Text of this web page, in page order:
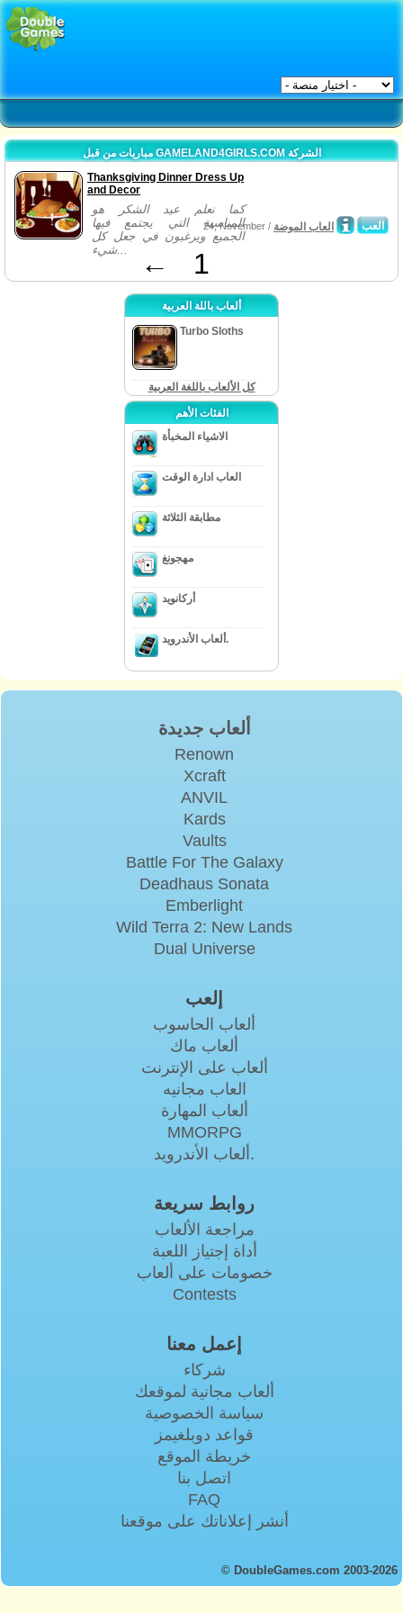
مباريات من قبل GAMELAND4GIRLS.COM الشركة
Thanksgiving Dinner Dress Up
and Decor
كما نعلم عيد الشكر هو
المناسبة التي يجتمع فيها
الجميع ويرغبون في جعل كل
شيء...
العب 24, November / العاب الموضة
← 1
ألعاب باللة العربية
Turbo Sloths
كل الألعاب باللغة العربية
الفئات الأهم
الاشياء المخبأة
العاب ادارة الوقت
مطابقة الثلاثة
مهجونغ
أركانويد
ألعاب الأندرويد.
ألعاب جديدة
Renown
Xcraft
ANVIL
Kards
Vaults
Battle For The Galaxy
Deadhaus Sonata
Emberlight
Wild Terra 2: New Lands
Dual Universe
إلعب
ألعاب الحاسوب
ألعاب ماك
ألعاب على الإنترنت
العاب مجانيه
ألعاب المهارة
MMORPG
ألعاب الأندرويد.
روابط سريعة
مراجعة الألعاب
أداة إجتياز اللعبة
خصومات على ألعاب
Contests
إعمل معنا
شركاء
ألعاب مجانية لموقعك
سياسة الخصوصية
قواعد دوبلغيمز
خريطة الموقع
اتصل بنا
FAQ
أنشر إعلاناتك على موقعنا
© DoubleGames.com 2003-2026